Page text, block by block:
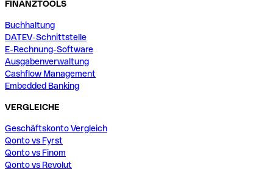
FINANZTOOLS
Buchhaltung
DATEV-Schnittstelle
E-Rechnung-Software
Ausgabenverwaltung
Cashflow Management
Embedded Banking
VERGLEICHE
Geschäftskonto Vergleich
Qonto vs Fyrst
Qonto vs Finom
Qonto vs Revolut